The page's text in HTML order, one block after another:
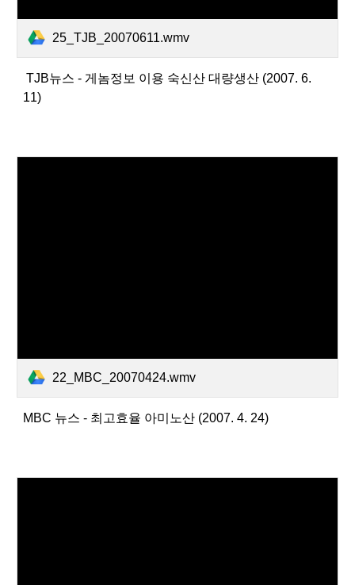
25_TJB_20070611.wmv
TJB뉴스 - 게놈정보 이용 숙신산 대량생산 (2007. 6.
11)
22_MBC_20070424.wmv
MBC 뉴스 - 최고효율 아미노산 (2007. 4. 24)